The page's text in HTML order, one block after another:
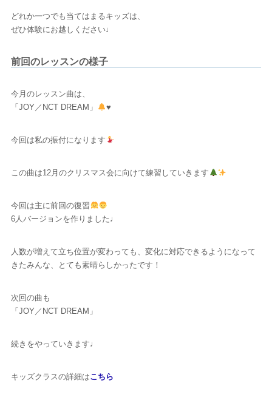
どれか一つでも当てはまるキッズは、
ぜひ体験にお越しください♩
前回のレッスンの様子
今月のレッスン曲は、
「JOY／NCT DREAM」
♥️
今回は私の振付になります
この曲は12月のクリスマス会に向けて練習していきます
今回は主に前回の復習
6人バージョンを作りました♩
人数が増えて立ち位置が変わっても、変化に対応できるようになって
きたみんな、とても素晴らしかったです！
次回の曲も
「JOY／NCT DREAM」
続きをやっていきます♩
キッズクラスの詳細はこちら